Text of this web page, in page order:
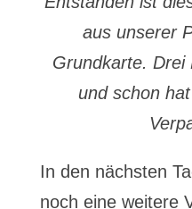
aus unserer
Grundkarte. Drei
und schon
In den nächsten
noch eine weitere